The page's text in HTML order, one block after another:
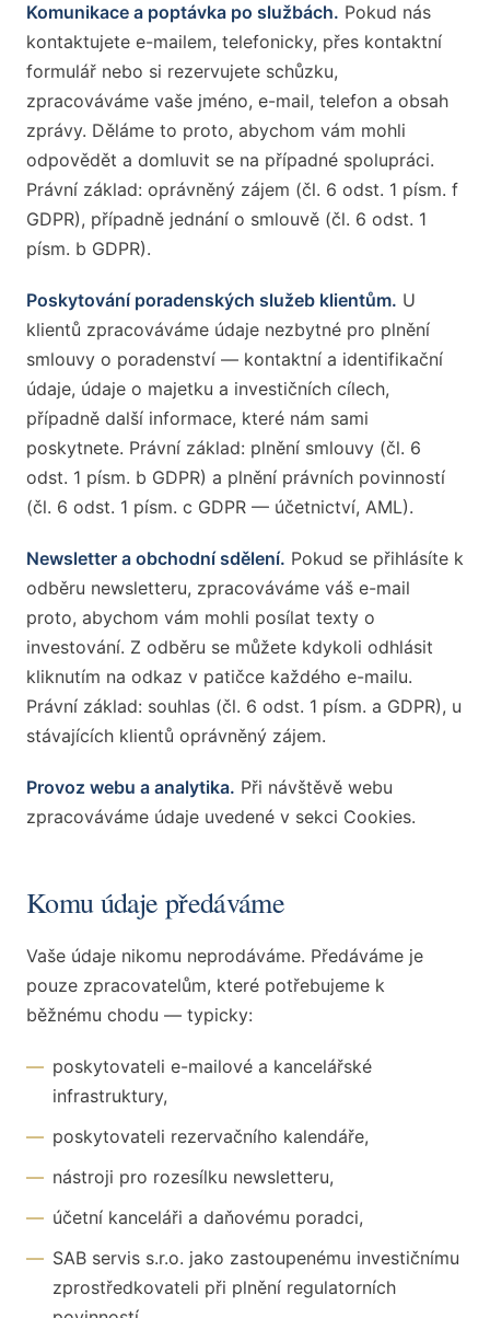
Komunikace a poptávka po službách. Pokud nás
kontaktujete e-mailem, telefonicky, přes kontaktní
formulář nebo si rezervujete schůzku,
zpracováváme vaše jméno, e-mail, telefon a obsah
zprávy. Děláme to proto, abychom vám mohli
odpovědět a domluvit se na případné spolupráci.
Právní základ: oprávněný zájem (čl. 6 odst. 1 písm. f
GDPR), případně jednání o smlouvě (čl. 6 odst. 1
písm. b GDPR).
Poskytování poradenských služeb klientům. U
klientů zpracováváme údaje nezbytné pro plnění
smlouvy o poradenství — kontaktní a identifikační
údaje, údaje o majetku a investičních cílech,
případně další informace, které nám sami
poskytnete. Právní základ: plnění smlouvy (čl. 6
odst. 1 písm. b GDPR) a plnění právních povinností
(čl. 6 odst. 1 písm. c GDPR — účetnictví, AML).
Newsletter a obchodní sdělení. Pokud se přihlásíte k
odběru newsletteru, zpracováváme váš e-mail
proto, abychom vám mohli posílat texty o
investování. Z odběru se můžete kdykoli odhlásit
kliknutím na odkaz v patičce každého e-mailu.
Právní základ: souhlas (čl. 6 odst. 1 písm. a GDPR), u
stávajících klientů oprávněný zájem.
Provoz webu a analytika. Při návštěvě webu
zpracováváme údaje uvedené v sekci Cookies.
Komu údaje předáváme
Vaše údaje nikomu neprodáváme. Předáváme je
pouze zpracovatelům, které potřebujeme k
běžnému chodu — typicky:
— poskytovateli e-mailové a kancelářské
infrastruktury,
— poskytovateli rezervačního kalendáře,
— nástroji pro rozesílku newsletteru,
— účetní kanceláři a daňovému poradci,
— SAB servis s.r.o. jako zastoupenému investičnímu
zprostředkovateli při plnění regulatorních